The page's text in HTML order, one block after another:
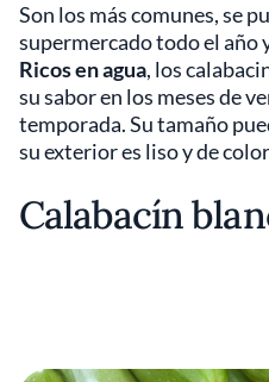
Son los más comunes, se
supermercado todo el año
Ricos en agua, los
su sabor en los meses de
temporada. Su tamaño
su exterior es liso y de
Calabacín